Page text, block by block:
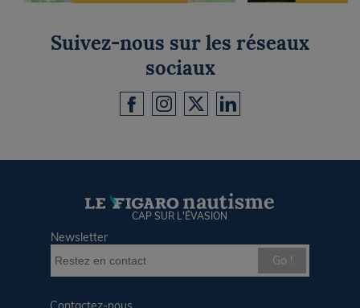
Suivez-nous sur les réseaux
sociaux
CAP SUR L'ÉVASION
Newsletter
Go !